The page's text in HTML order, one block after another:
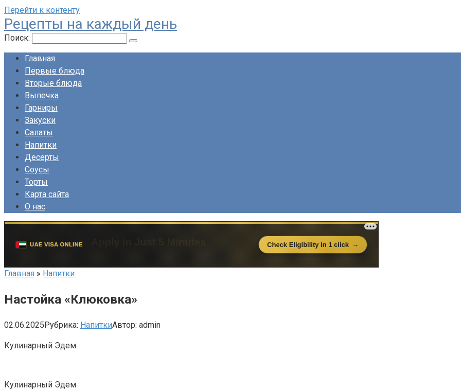
Перейти к контенту
Рецепты на каждый день
Поиск:
Главная
Первые блюда
Вторые блюда
Выпечка
Гарниры
Закуски
Салаты
Напитки
Десерты
Соусы
Торты
Карта сайта
О нас
Главная » Напитки
Настойка «Клюковка»
02.06.2025Рубрика: НапиткиАвтор: admin
Кулинарный Эдем
Кулинарный Эдем